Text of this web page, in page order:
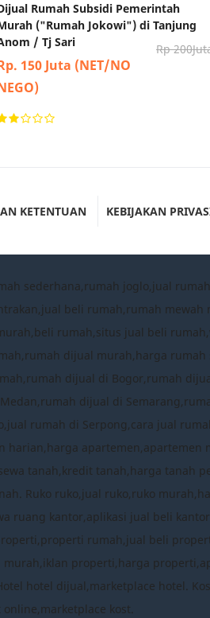
Rumah Subsidi Pemerintah
("Rumah Jokowi") di Tanjung
/ Tj Sari
Rp
150 Juta (NET/NO
KETENTUAN KEBIJAKAN
sederhana,rumah joglo,jual
beli rumah,rumah mewah
rumah,situs jual beli
dijual murah,harga
dijual di Bogor,rumah
dijual di
rumah di Serpong,cara jual
apartemen,apartemen
tanah,kredit tanah,harga tanah
Ruko ruko,jual ruko,ruko
ruang kantor,aplikasi jual beli
rumah,jual beli
properti,harga
hotel dijual,marketplace hotel.
kost.